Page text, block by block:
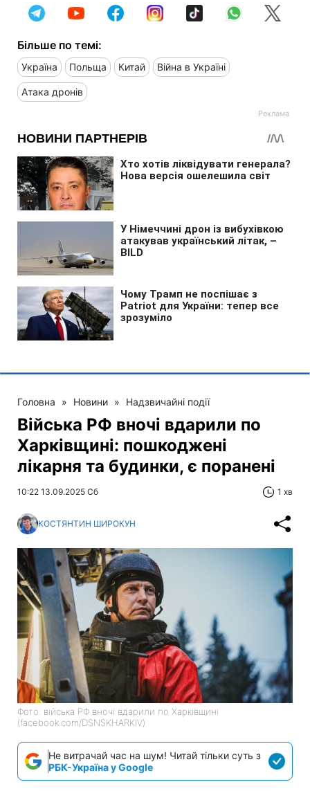
Більше по темі:
Україна Польща Китай Війна в Україні
Атака дронів
Головна » Новини » Надзвичайні події
Війська РФ вночі вдарили по
Харківщині: пошкоджені
лікарня та будинки, є поранені
10:22 13.09.2025 Сб 1 хв
КОСТЯНТИН ШИРОКУН
Фото: війська РФ вночі вдарили по Харківщині
(facebook.com/DSNSKHARKIV)
Не витрачай час на шум! Читай тільки суть з
РБК-Україна у Google